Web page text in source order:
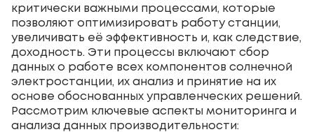
критически важными процессами, которые
позволяют оптимизировать работу станции,
увеличивать её эффективность и, как следствие,
доходность. Эти процессы включают сбор
данных о работе всех компонентов солнечной
электростанции, их анализ и принятие на их
основе обоснованных управленческих решений.
Рассмотрим ключевые аспекты мониторинга и
анализа данных производительности: